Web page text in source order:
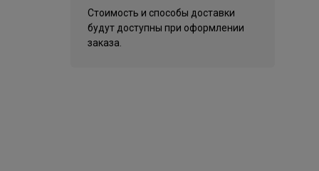
Стоимость и способы доставки
будут доступны при оформлении
заказа.